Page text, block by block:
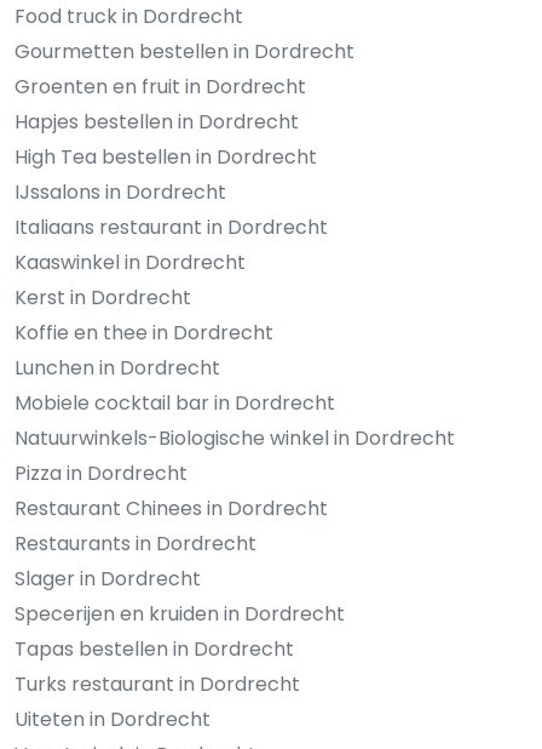
Food truck in Dordrecht
Gourmetten bestellen in Dordrecht
Groenten en fruit in Dordrecht
Hapjes bestellen in Dordrecht
High Tea bestellen in Dordrecht
IJssalons in Dordrecht
Italiaans restaurant in Dordrecht
Kaaswinkel in Dordrecht
Kerst in Dordrecht
Koffie en thee in Dordrecht
Lunchen in Dordrecht
Mobiele cocktail bar in Dordrecht
Natuurwinkels-Biologische winkel in Dordrecht
Pizza in Dordrecht
Restaurant Chinees in Dordrecht
Restaurants in Dordrecht
Slager in Dordrecht
Specerijen en kruiden in Dordrecht
Tapas bestellen in Dordrecht
Turks restaurant in Dordrecht
Uiteten in Dordrecht